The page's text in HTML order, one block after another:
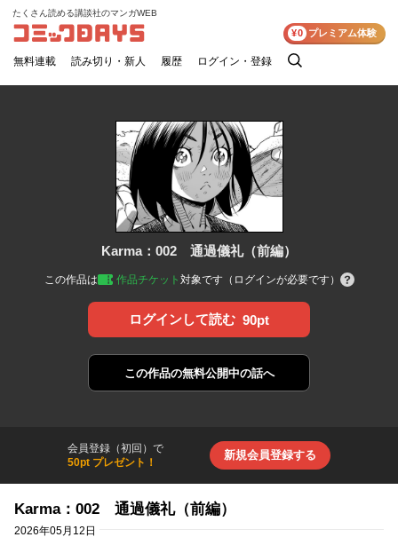
コミックDAYS
たくさん読める講談社のマンガWEB
無料連載 読み切り・新人 履歴 ログイン・登録
検
¥0 プレミアム体験
Karma：002 通過儀礼（前編）
この作品は 作品チケット 対象です（ログインが必要です）
ログインして読む 90pt
この作品の無料公開中の話へ
会員登録（初回）で
50pt プレゼント！
新規会員登録する
Karma：002 通過儀礼（前編）
2026年05月12日